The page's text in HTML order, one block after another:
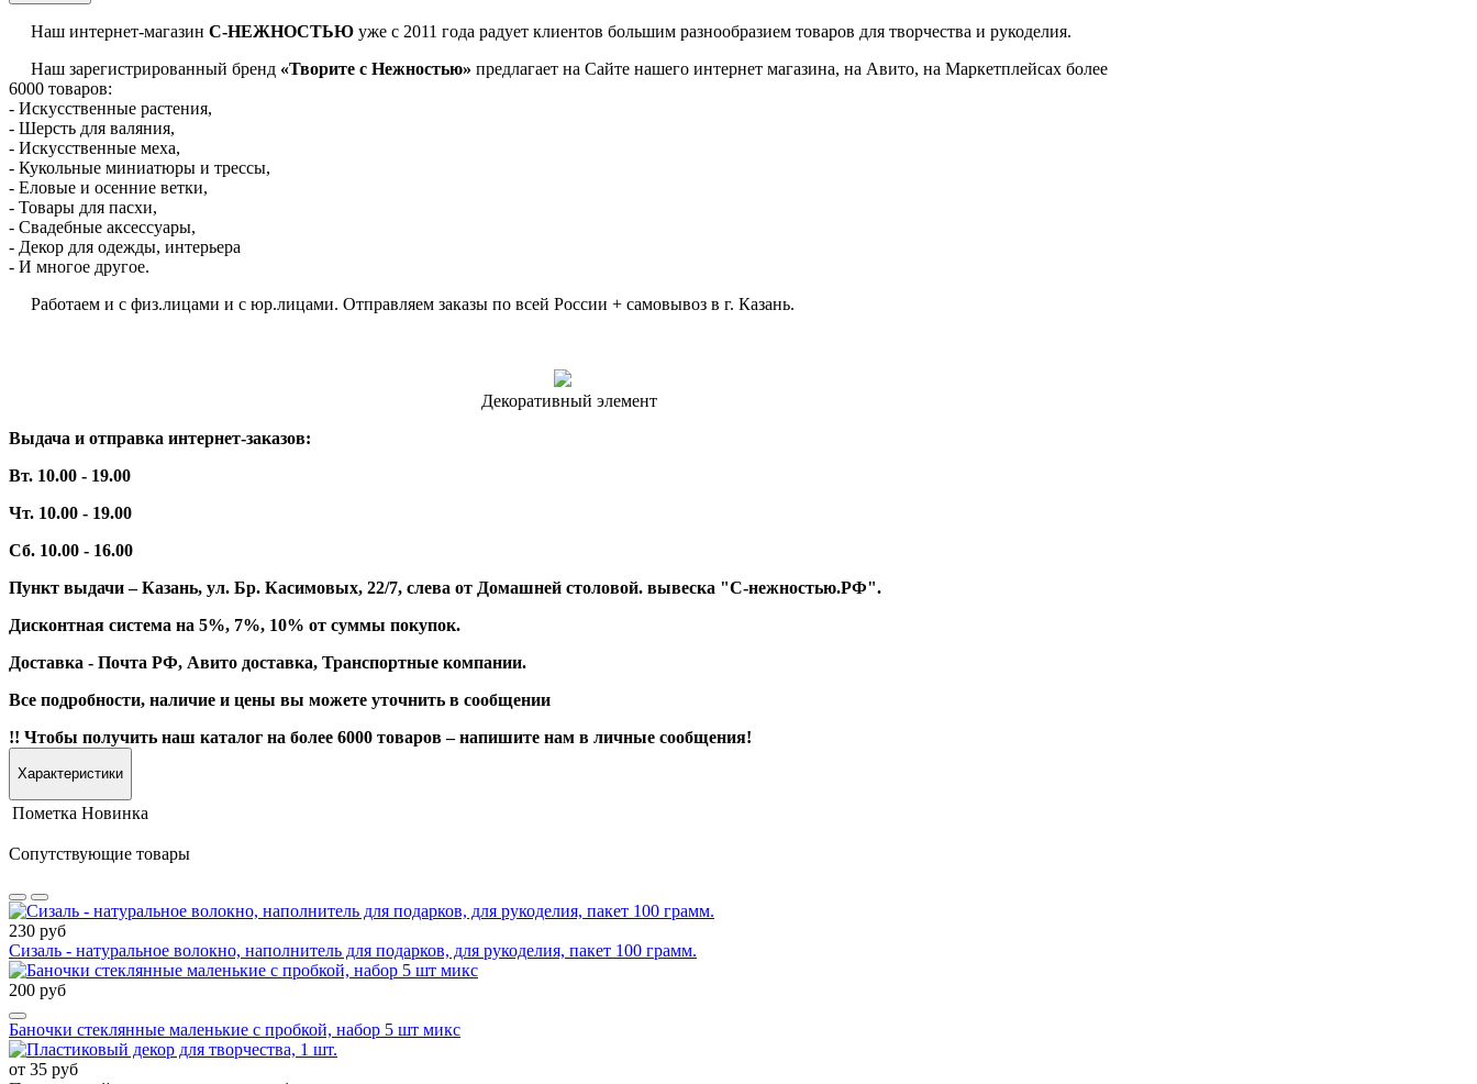
Наш интернет-магазин С-НЕЖНОСТЬЮ уже с 2011 года радует клиентов большим разнообразием товаров для творчества и рукоделия.
Наш зарегистрированный бренд «Творите с Нежностью» предлагает на Сайте нашего интернет магазина, на Авито, на Маркетплейсах более
6000 товаров:
- Искусственные растения,
- Шерсть для валяния,
- Искусственные меха,
- Кукольные миниатюры и трессы,
- Еловые и осенние ветки,
- Товары для пасхи,
- Свадебные аксессуары,
- Декор для одежды, интерьера
- И многое другое.
Работаем и с физ.лицами и с юр.лицами. Отправляем заказы по всей России + самовывоз в г. Казань.
Декоративный элемент
Выдача и отправка интернет-заказов:
Вт. 10.00 - 19.00
Чт. 10.00 - 19.00
Сб. 10.00 - 16.00
Пункт выдачи – Казань, ул. Бр. Касимовых, 22/7, слева от Домашней столовой. вывеска "С-нежностью.РФ".
Дисконтная система на 5%, 7%, 10% от суммы покупок.
Доставка - Почта РФ, Авито доставка, Транспортные компании.
Все подробности, наличие и цены вы можете уточнить в сообщении
!! Чтобы получить наш каталог на более 6000 товаров – напишите нам в личные сообщения!
Характеристики
Пометка Новинка
Сопутствующие товары
230 руб
Сизаль - натуральное волокно, наполнитель для подарков, для рукоделия, пакет 100 грамм.
200 руб
Баночки стеклянные маленькие с пробкой, набор 5 шт микс
от 35 руб